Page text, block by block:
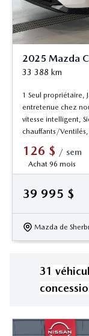
2025 Mazda
33 388 km
1 Seul propriétaire,
entretenue chez
vitesse intelligent,
chauffants/Ventilés,
126 $ / sem
Achat 96 mois
39 995 $
Mazda de
31